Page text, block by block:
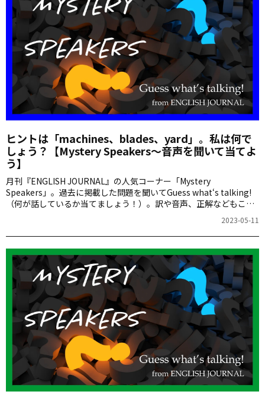
ヒントは「machines、blades、yard」。私は何で
しょう？【Mystery Speakers～音声を聞いて当てよ
う】
月刊『ENGLISH JOURNAL』の人気コーナー「Mystery
Speakers」。過去に掲載した問題を聞いてGuess what‘s talking!
（何が話しているか当てましょう！）。訳や音声、正解などもこち
2023-05-11